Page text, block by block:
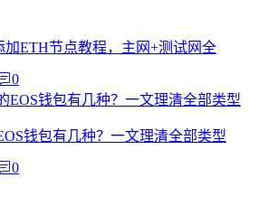
加ETH节点教程，主网+测试网全
0
钱包有几种？一文理清全部类型
0